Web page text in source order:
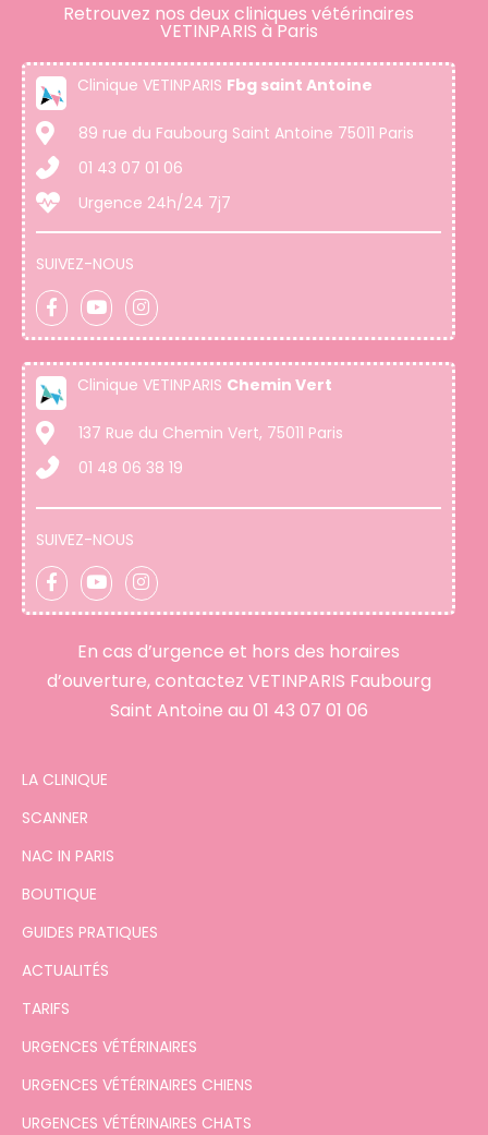
Retrouvez nos deux cliniques vétérinaires
VETINPARIS à Paris
Clinique VETINPARIS Fbg saint Antoine
89 rue du Faubourg Saint Antoine 75011 Paris
01 43 07 01 06
Urgence 24h/24 7j7
SUIVEZ-NOUS
Clinique VETINPARIS Chemin Vert
137 Rue du Chemin Vert, 75011 Paris
01 48 06 38 19
SUIVEZ-NOUS
En cas d’urgence et hors des horaires
d’ouverture, contactez VETINPARIS Faubourg
Saint Antoine au 01 43 07 01 06
LA CLINIQUE
SCANNER
NAC IN PARIS
BOUTIQUE
GUIDES PRATIQUES
ACTUALITÉS
TARIFS
URGENCES VÉTÉRINAIRES
URGENCES VÉTÉRINAIRES CHIENS
URGENCES VÉTÉRINAIRES CHATS